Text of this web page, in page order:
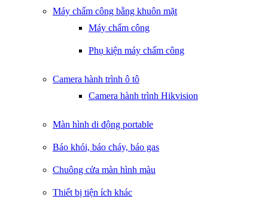
Máy chấm công bằng khuôn mặt
Máy chấm công
Phụ kiện máy chấm công
Camera hành trình ô tô
Camera hành trình Hikvision
Màn hình di động portable
Báo khói, báo cháy, báo gas
Chuông cửa màn hình màu
Thiết bị tiện ích khác